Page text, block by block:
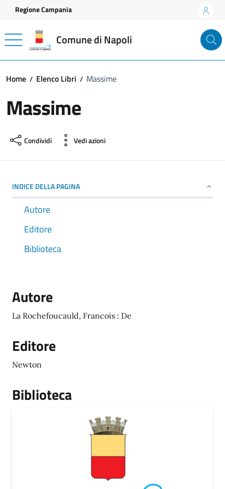
Vai ai contenuti
Vai al footer
Regione Campania
Comune di Napoli
Home Elenco Libri Massime
Massime
Condividi Vedi azioni
INDICE DELLA PAGINA
Autore
Editore
Biblioteca
Autore
La Rochefoucauld, Francois : De
Editore
Newton
Biblioteca